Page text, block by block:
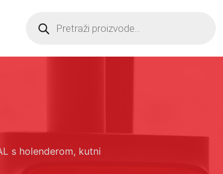
Products
search
s holenderom, kutni